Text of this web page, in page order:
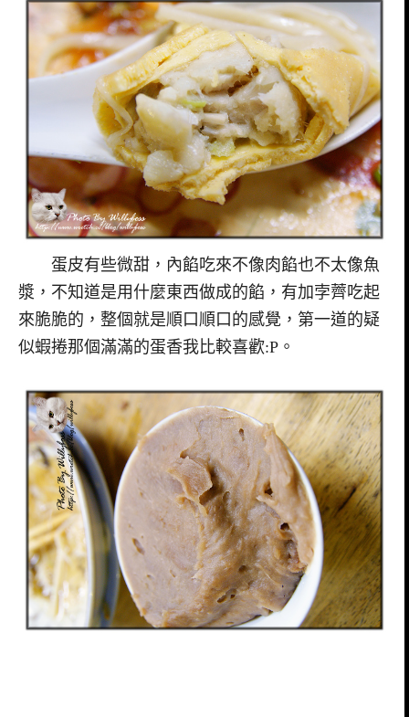
蛋皮有些微甜，內餡吃來不像肉餡也不太像魚
漿，不知道是用什麼東西做成的餡，有加孛薺吃起
來脆脆的，整個就是順口順口的感覺，第一道的疑
似蝦捲那個滿滿的蛋香我比較喜歡:P。